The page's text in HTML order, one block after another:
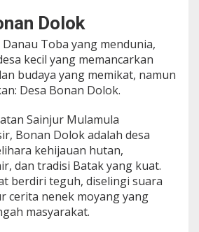
Dolok
Toba yang mendunia,
kecil yang memancarkan
budaya yang memikat, namun
Desa Bonan Dolok.
Sainjur Mulamula
Bonan Dolok adalah desa
kehijauan hutan,
dan tradisi Batak yang kuat.
berdiri teguh, diselingi suara
cerita nenek moyang yang
masyarakat.